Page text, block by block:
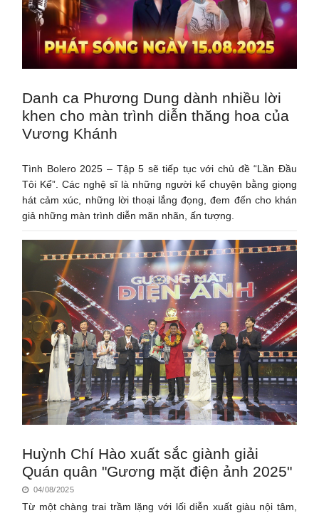
Danh ca Phương Dung dành nhiều lời
khen cho màn trình diễn thăng hoa của
Vương Khánh
Tình Bolero 2025 – Tập 5 sẽ tiếp tục với chủ đề “Lần Đầu
Tôi Kể”. Các nghệ sĩ là những người kể chuyện bằng giọng
hát cảm xúc, những lời thoại lắng đọng, đem đến cho khán
giả những màn trình diễn mãn nhãn, ấn tượng.
Huỳnh Chí Hào xuất sắc giành giải
Quán quân "Gương mặt điện ảnh 2025"
04/08/2025
Từ một chàng trai trầm lặng với lối diễn xuất giàu nội tâm,